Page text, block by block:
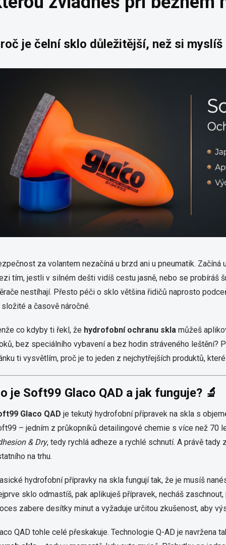
je čelní sklo důležitější, než si myslíš
za volantem nezačíná u brzd ani u pneumatik.
tím, jestli v silném dešti vidíš cestu jasně, nebo se probíráš
nestíhají. Přesto péči o sklo většina řidičů naprosto
a časově náročné.
co kdyby ti řekl, že hydrofobní ochranu skla můžeš
bez speciálního vybavení a bez hodin stráveného leštění?
ti vysvětlím, proč je to jeden z nejchytřejších produktů,
je Soft99 Glaco QAD a jak funguje? 🔬
Glaco QAD je tekutý hydrofobní přípravek na skla s
– jedním z průkopníků detailingové chemie s více než 70
& Dry, tedy rychlá adheze a rychlé schnutí. A právě
na trhu.
hydrofobní přípravky na skla fungují tak, že je musíš
sklo odmastíš, pak aplikuješ přípravek, necháš
zabere desítky minut a vyžaduje určitou zkušenost, aby
QAD tohle celé přeskakuje. Technologie Q-AD je navržena